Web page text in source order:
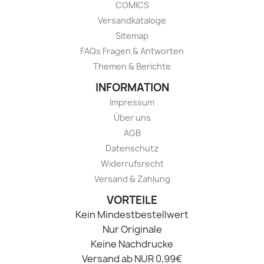
COMICS
Versandkataloge
Sitemap
FAQs Fragen & Antworten
Themen & Berichte
INFORMATION
Impressum
Über uns
AGB
Datenschutz
Widerrufsrecht
Versand & Zahlung
VORTEILE
Kein Mindestbestellwert
Nur Originale
Keine Nachdrucke
Versand ab NUR 0,99€